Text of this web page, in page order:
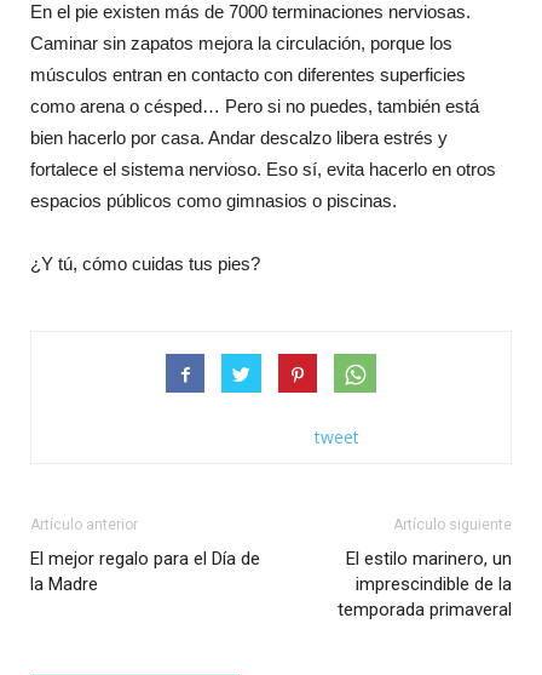
En el pie existen más de 7000 terminaciones nerviosas.
Caminar sin zapatos mejora la circulación, porque los
músculos entran en contacto con diferentes superficies
como arena o césped… Pero si no puedes, también está
bien hacerlo por casa. Andar descalzo libera estrés y
fortalece el sistema nervioso. Eso sí, evita hacerlo en otros
espacios públicos como gimnasios o piscinas.
¿Y tú, cómo cuidas tus pies?
tweet
Artículo anterior
El mejor regalo para el Día de
la Madre
Artículo siguiente
El estilo marinero, un
imprescindible de la
temporada primaveral